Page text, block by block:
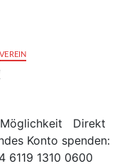
VEREIN
Möglichkeit Direkt
Konto spenden:
6119 1310 0600